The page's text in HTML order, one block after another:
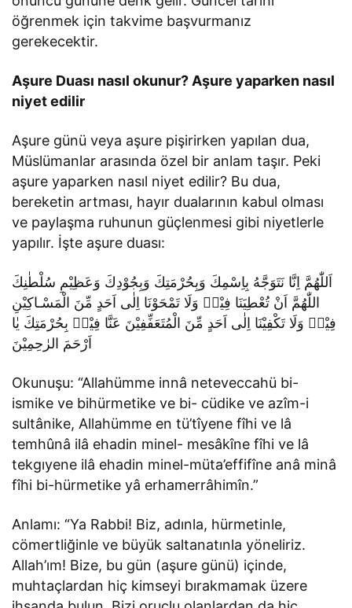
öğrenmek için takvime başvurmanız
gerekecektir.
Aşure Duası nasıl okunur? Aşure yaparken nasıl
niyet edilir
Aşure günü veya aşure pişirirken yapılan dua,
Müslümanlar arasında özel bir anlam taşır. Peki
aşure yaparken nasıl niyet edilir? Bu dua,
bereketin artması, hayır dualarının kabul olması
ve paylaşma ruhunun güçlenmesi gibi niyetlerle
yapılır. İşte aşure duası:
اَللّٰهُمَّ اِنَّا نَتَوَجَّهُ بِاِسْمِكَ وَبِحُرْمَتِكَ وَبِجُوْدِكَ وَعَظِيْمِ سُلْطٰنِكَ
اللّٰهُمَّ اَنْ تُعْطِيَنَا فِيْهٖ وَلَا تَمْحَوْنَا اِلٰى اَحَدٍ مِّنَ الْمَسْـاكِيْنِ
فِيْهٖ وَلَا تَكْفِيْنَا اِلٰى اَحَدٍ مِّنَ الْمُتَعَفِّفِيْنَ عَنَّا فِيْهٖ بِحُرْمَتِكَ يٰا
اَرْحَمَ الرٰحِمِيْنَ
Okunuşu: “Allahümme innâ neteveccahü bi-
ismike ve bihürmetike ve bi- cüdike ve azîm-i
sultânike, Allahümme en tü’tîyene fîhi ve lâ
temhûnâ ilâ ehadin minel- mesâkîne fîhi ve lâ
tekgıyene ilâ ehadin minel-müta’effifîne anâ minâ
fîhi bi-hürmetike yâ erhamerrâhimîn.”
Anlamı: “Ya Rabbi! Biz, adınla, hürmetinle,
cömertliğinle ve büyük saltanatınla yöneliriz.
Allah’ım! Bize, bu gün (aşure günü) içinde,
muhtaçlardan hiç kimseyi bırakmamak üzere